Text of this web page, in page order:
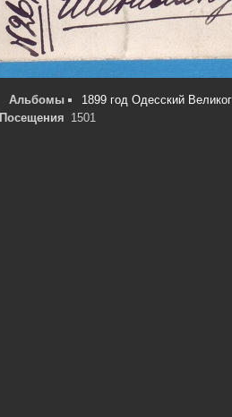
Альбомы
1899 год Одесский
Посещения 1501